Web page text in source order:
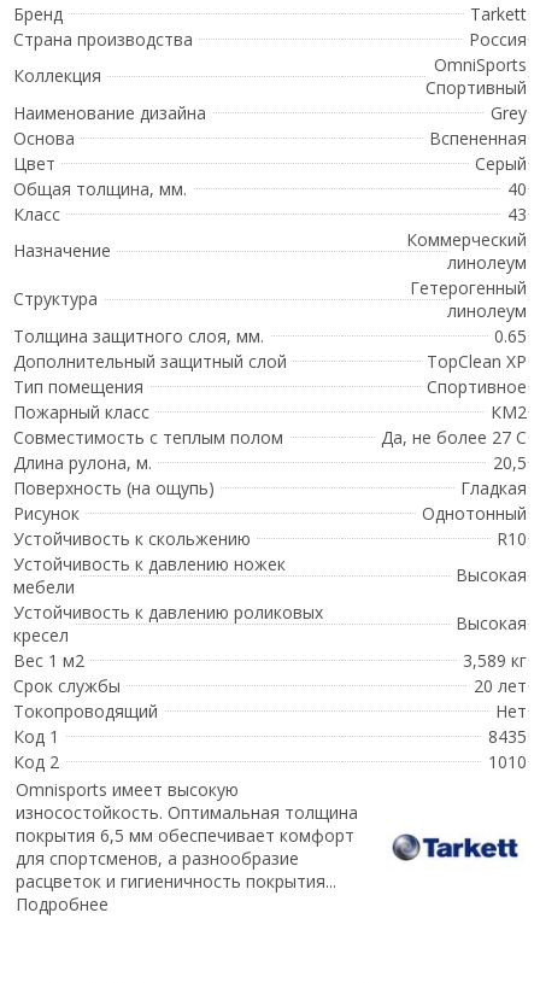
Бренд
Tarkett
Страна производства
Россия
Коллекция
OmniSports
Спортивный
Наименование дизайна
Grey
Основа
Вспененная
Цвет
Серый
Общая толщина, мм.
40
Класс
43
Назначение
Коммерческий
линолеум
Структура
Гетерогенный
линолеум
Толщина защитного слоя, мм.
0.65
Дополнительный защитный слой
TopClean XP
Тип помещения
Спортивное
Пожарный класс
КМ2
Совместимость с теплым полом
Да, не более 27 С
Длина рулона, м.
20,5
Поверхность (на ощупь)
Гладкая
Рисунок
Однотонный
Устойчивость к скольжению
R10
Устойчивость к давлению ножек
мебели
Высокая
Устойчивость к давлению роликовых
кресел
Высокая
Вес 1 м2
3,589 кг
Срок службы
20 лет
Токопроводящий
Нет
Код 1
8435
Код 2
1010
Omnisports имеет высокую
износостойкость. Оптимальная толщина
покрытия 6,5 мм обеспечивает комфорт
для спортсменов, а разнообразие
расцветок и гигиеничность покрытия...
Подробнее